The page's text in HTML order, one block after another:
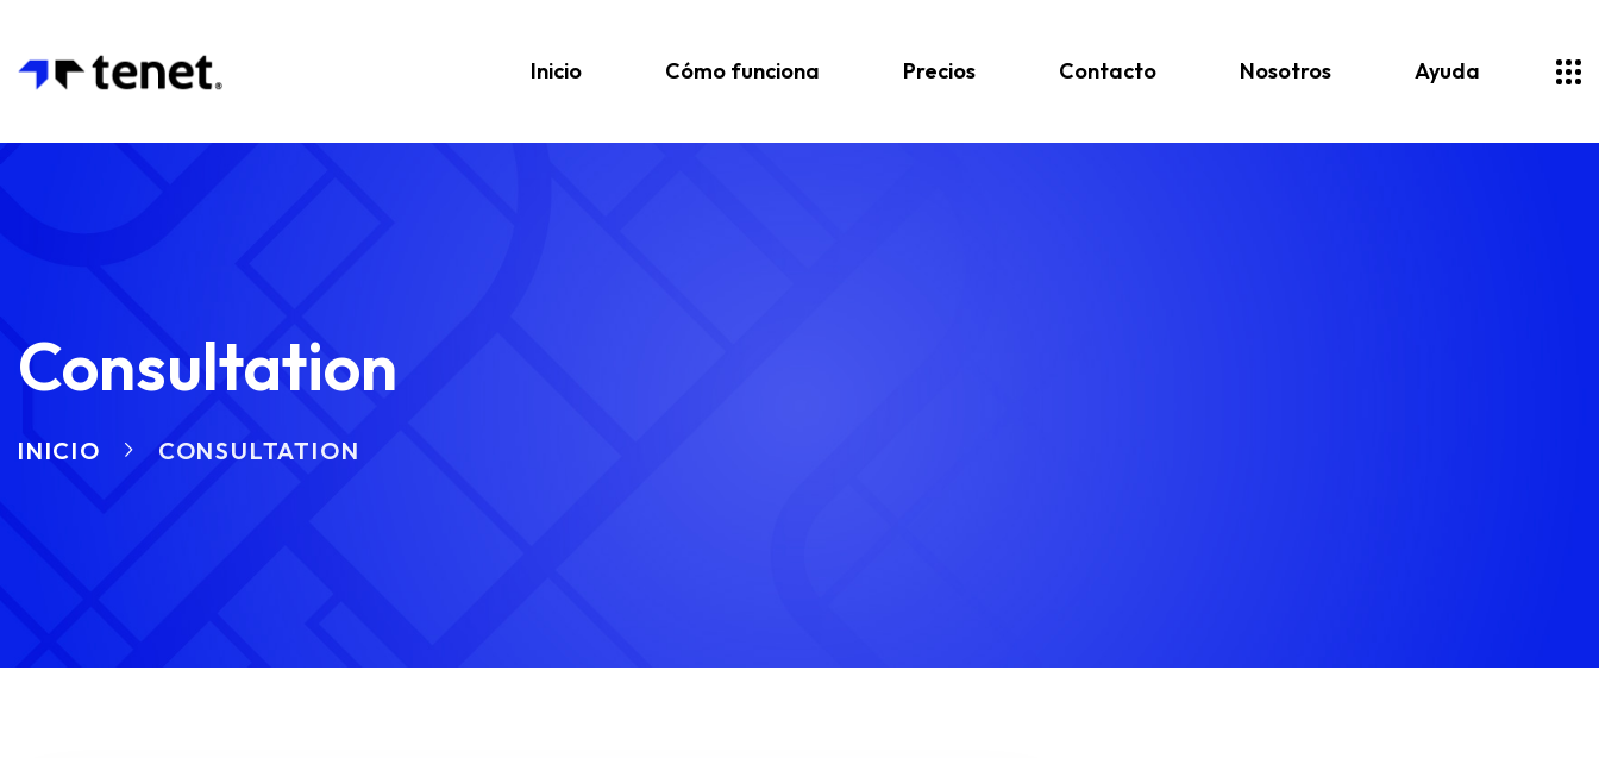
Inicio Cómo funciona Precios Contacto Nosotros Ayuda
Consultation
INICIO CONSULTATION